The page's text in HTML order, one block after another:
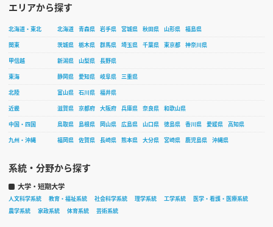
エリアから探す
北海道・東北 北海道 青森県 岩手県 宮城県 秋田県 山形県
福島県
関東
茨城県 栃木県 群馬県 埼玉県 千葉県 東京都
神奈川県
甲信越
新潟県 山梨県
長野県
東海
静岡県 愛知県 岐阜県
三重県
北陸
富山県 石川県
福井県
近畿
滋賀県 京都府 大阪府 兵庫県 奈良県
和歌山県
中国・四国
鳥取県 島根県 岡山県 広島県 山口県 徳島県 香川県 愛媛県
高知県
九州・沖縄
福岡県 佐賀県 長崎県 熊本県 大分県 宮崎県 鹿児島県 沖縄県
系統・分野から探す
大学・短期大学
人文科学系統 教育・福祉系統 社会科学系統 理学系統 工学系統
医学・看護・医療系統
農学系統
家政系統 体育系統 芸術系統